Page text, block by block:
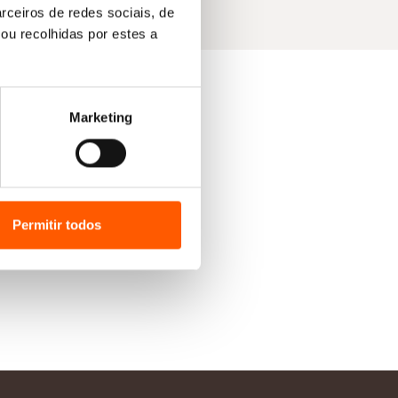
de redes sociais, de
recolhidas por estes a
Marketing
Permitir todos